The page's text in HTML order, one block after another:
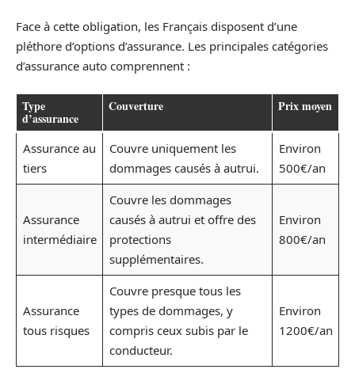
Face à cette obligation, les Français disposent d’une
pléthore d’options d’assurance. Les principales catégories
d’assurance auto comprennent :
Type
d’assurance
Couverture Prix moyen
Assurance au
tiers
Couvre uniquement les
dommages causés à autrui.
Environ
500€/an
Assurance
intermédiaire
Couvre les dommages
causés à autrui et offre des
protections
supplémentaires.
Environ
800€/an
Assurance
tous risques
Couvre presque tous les
types de dommages, y
compris ceux subis par le
conducteur.
Environ
1200€/an